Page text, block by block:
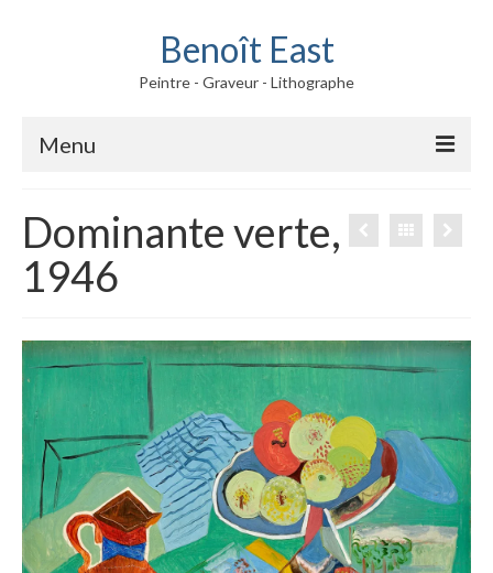
Benoît East
Peintre - Graveur - Lithographe
Menu
Peintures
Gravures
Fusains
Biographie
Album photos
Contact
Dominante verte,
1946